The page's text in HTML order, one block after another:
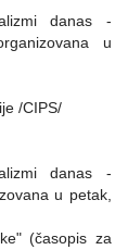
danas -
u
/CIPS/
danas -
u petak,
(časopis za